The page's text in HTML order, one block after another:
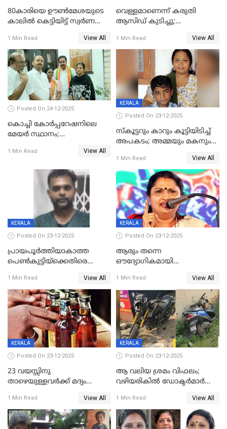
80കാരിയെ ഊൺമേശയുടെ
കാലിൽ കെട്ടിയിട്ട് സ്വർണവും
കൊച്ചുമകനും സുഹൃത്തും
അറസ്റ്റിൽ
1 Min Read View All
വെള്ളമാണെന്ന് കരുതി
ആസിഡ് കുടിച്ചു;
മരിച്ചു
1 Min Read View All
Posted On 24-12-2025
കൊച്ചി കോര്‍പ്പറേഷനിലെ
മേയര്‍ സ്ഥാനം;
രൂക്ഷം
1 Min Read View All
KERALA
Posted On 23-12-2025
സ്കൂട്ടറും കാറും കൂട്ടിയിടിച്ച്
അപകടം; അമ്മയും മകനും
ഗുരുതരാവസ്ഥയിൽ
1 Min Read View All
KERALA
Posted On 23-12-2025
പ്രായപൂർത്തിയാകാത്ത
പെൺകുട്ടിയ്ക്കെതിരെ
59 വർഷം തടവും 90,൦൦൦ രൂപ
പിഴയും ശിക്ഷ
1 Min Read View All
KERALA
Posted On 23-12-2025
ആരും തന്നെ
ഔദ്യോഗികമായി
കണ്ടെത്താൻ ഇന്ന് കോർ
കമ്മിറ്റി കൂടിയില്ല';
അതൃപ്തിയുമായി ദീപ്തി മേരി
വർഗീസ്
1 Min Read View All
KERALA
Posted On 23-12-2025
23 വയസ്സിനു
താഴെയുള്ളവർക്ക് മദ്യം
നടപടി;സ്ഥാപനങ്ങൾക്കെതിരെ
രണ്ട് കേസുകൾ
1 Min Read View All
KERALA
Posted On 23-12-2025
ആ വലിയ ശ്രമം വിഫലം;
വഴിയരികില്‍ ‌ഡോക്ടര്‍മാര്‍
മരണത്തിന് കീഴടങ്ങി
1 Min Read View All